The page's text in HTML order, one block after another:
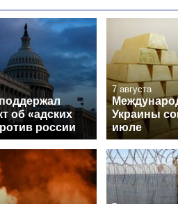
об «адских
россии
7 августа
Украины
июле